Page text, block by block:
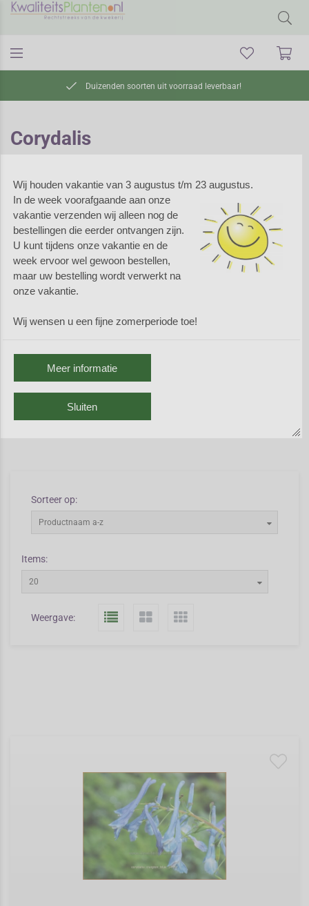
Duizenden soorten uit voorraad leverbaar!
Corydalis
Corydalis -
Helmbloem
Corydalis is een groot
geslacht van planten met
varenachtig ingesneden blad
en kleine buisvormige
bloemetjes in diverse kleuren.
zaaien zich uit. Er zijn polvormende en knolvormige soorten
schaduwliefhebbers. Corydalis is geschikt voor een (half)natuurlijke
Vorig scherm
Sorteer op:
Productnaam a-z
Items:
20
Weergave:
Wij houden vakantie van 3 augustus t/m 23 augustus.
In de week voorafgaande aan onze
vakantie verzenden wij alleen nog de
bestellingen die eerder ontvangen zijn.
U kunt tijdens onze vakantie en de
week ervoor wel gewoon bestellen,
maar uw bestelling wordt verwerkt na
onze vakantie.
Wij wensen u een fijne zomerperiode toe!
Meer informatie
Sluiten